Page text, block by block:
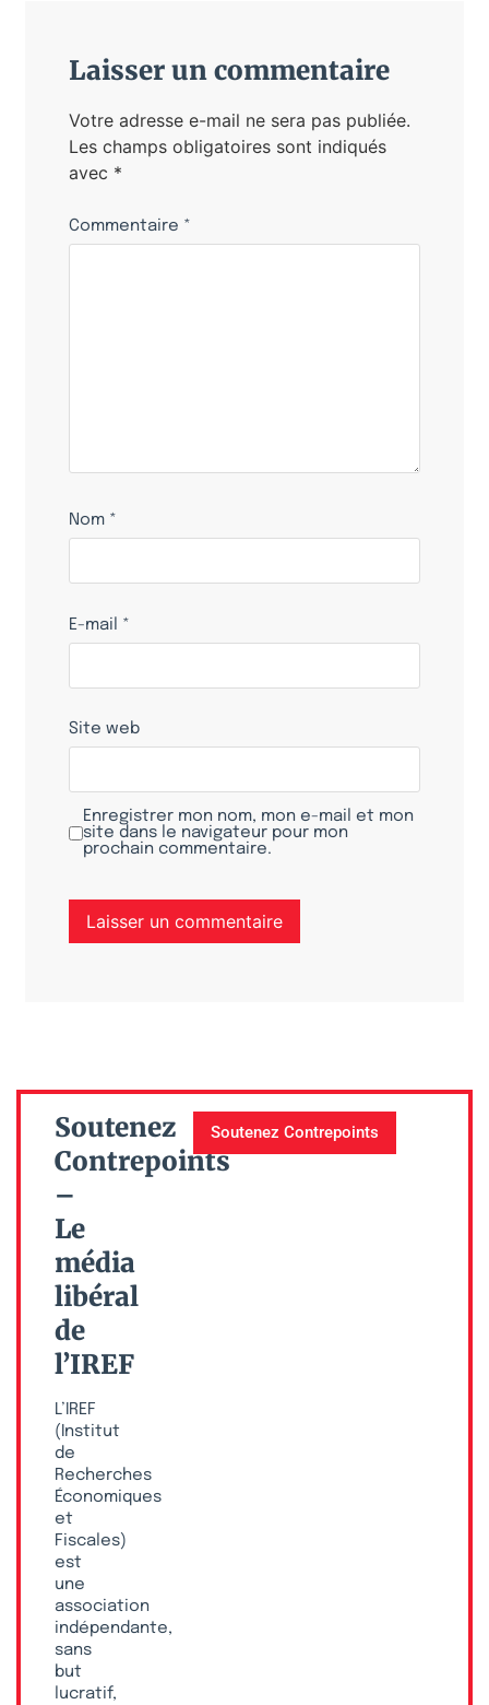
Laisser un commentaire
Votre adresse e-mail ne sera pas publiée.
Les champs obligatoires sont indiqués
avec *
Commentaire *
Nom *
E-mail *
Site web
Enregistrer mon nom, mon e-mail et mon
site dans le navigateur pour mon
prochain commentaire.
Soutenez
Contrepoints
–
Le
média
libéral
de
l’IREF
L’IREF
(Institut
de
Recherches
Économiques
et
Fiscales)
est
une
association
indépendante,
sans
but
lucratif,
Soutenez Contrepoints